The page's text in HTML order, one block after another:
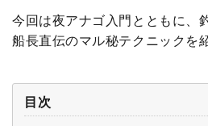
今回は夜アナゴ入門とともに、
船長直伝のマル秘テクニックを
目次